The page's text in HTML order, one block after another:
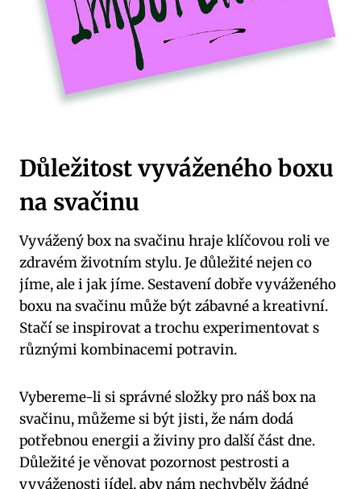
Důležitost vyváženého boxu
na svačinu
Vyvážený box na svačinu hraje klíčovou roli ve
zdravém životním stylu. Je důležité nejen co
jíme, ale i jak jíme. Sestavení dobře vyváženého
boxu na svačinu může být zábavné a kreativní.
Stačí se inspirovat a trochu experimentovat s
různými kombinacemi potravin.
Vybereme-li si správné složky pro náš box na
svačinu, můžeme si být jisti, že nám dodá
potřebnou energii a živiny pro další část dne.
Důležité je věnovat pozornost pestrosti a
vyváženosti jídel, aby nám nechyběly žádné